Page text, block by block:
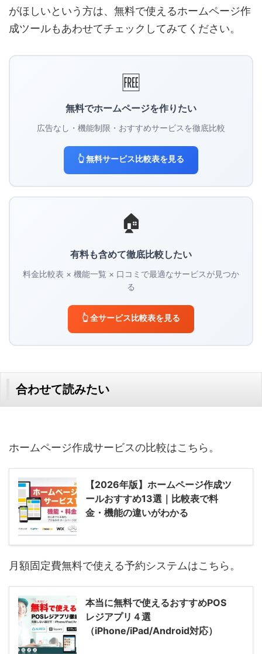
がほしいという方は、無料で使えるホームページ作
成ツールもあわせてチェックしてみてください。
🆓
無料でホームページを作りたい
広告なし・機能制限・おすすめサービスを徹底比較
👆 無料サービス比較表を見る
🏠
有料も含めて徹底比較したい
料金比較表 × 機能一覧 × 口コミで最適なサービスが見つか
る
👆 全サービス比較表を見る
合わせて読みたい
ホームページ作成サービスの比較はこちら。
【2026年版】ホームページ作成ツ
ールおすすめ13選｜比較表で料
金・機能の違いがわかる
月額固定費無料で使える予約システムはこちら。
本当に無料で使えるおすすめPOS
レジアプリ４選
（iPhone/iPad/Android対応）